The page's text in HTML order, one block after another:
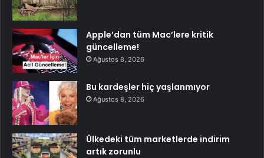
Apple’dan tüm Mac’lere kritik
güncelleme!
Ağustos 8, 2026
Bu kardeşler hiç yaşlanmıyor
Ağustos 8, 2026
Ülkedeki tüm marketlerde indirim
artık zorunlu